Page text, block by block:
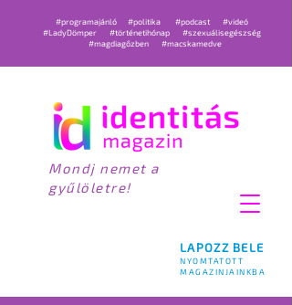
LAPOZZ BELE
NYOMTATOTT
MAGAZINJAINKBA
#programajánló #politika #podcast
#videó
#LadyDömper
#történetihónap
#szexuálisegészség
#magdiagőzben
#macskamedve
Mondj nemet a
gyűlöletre!